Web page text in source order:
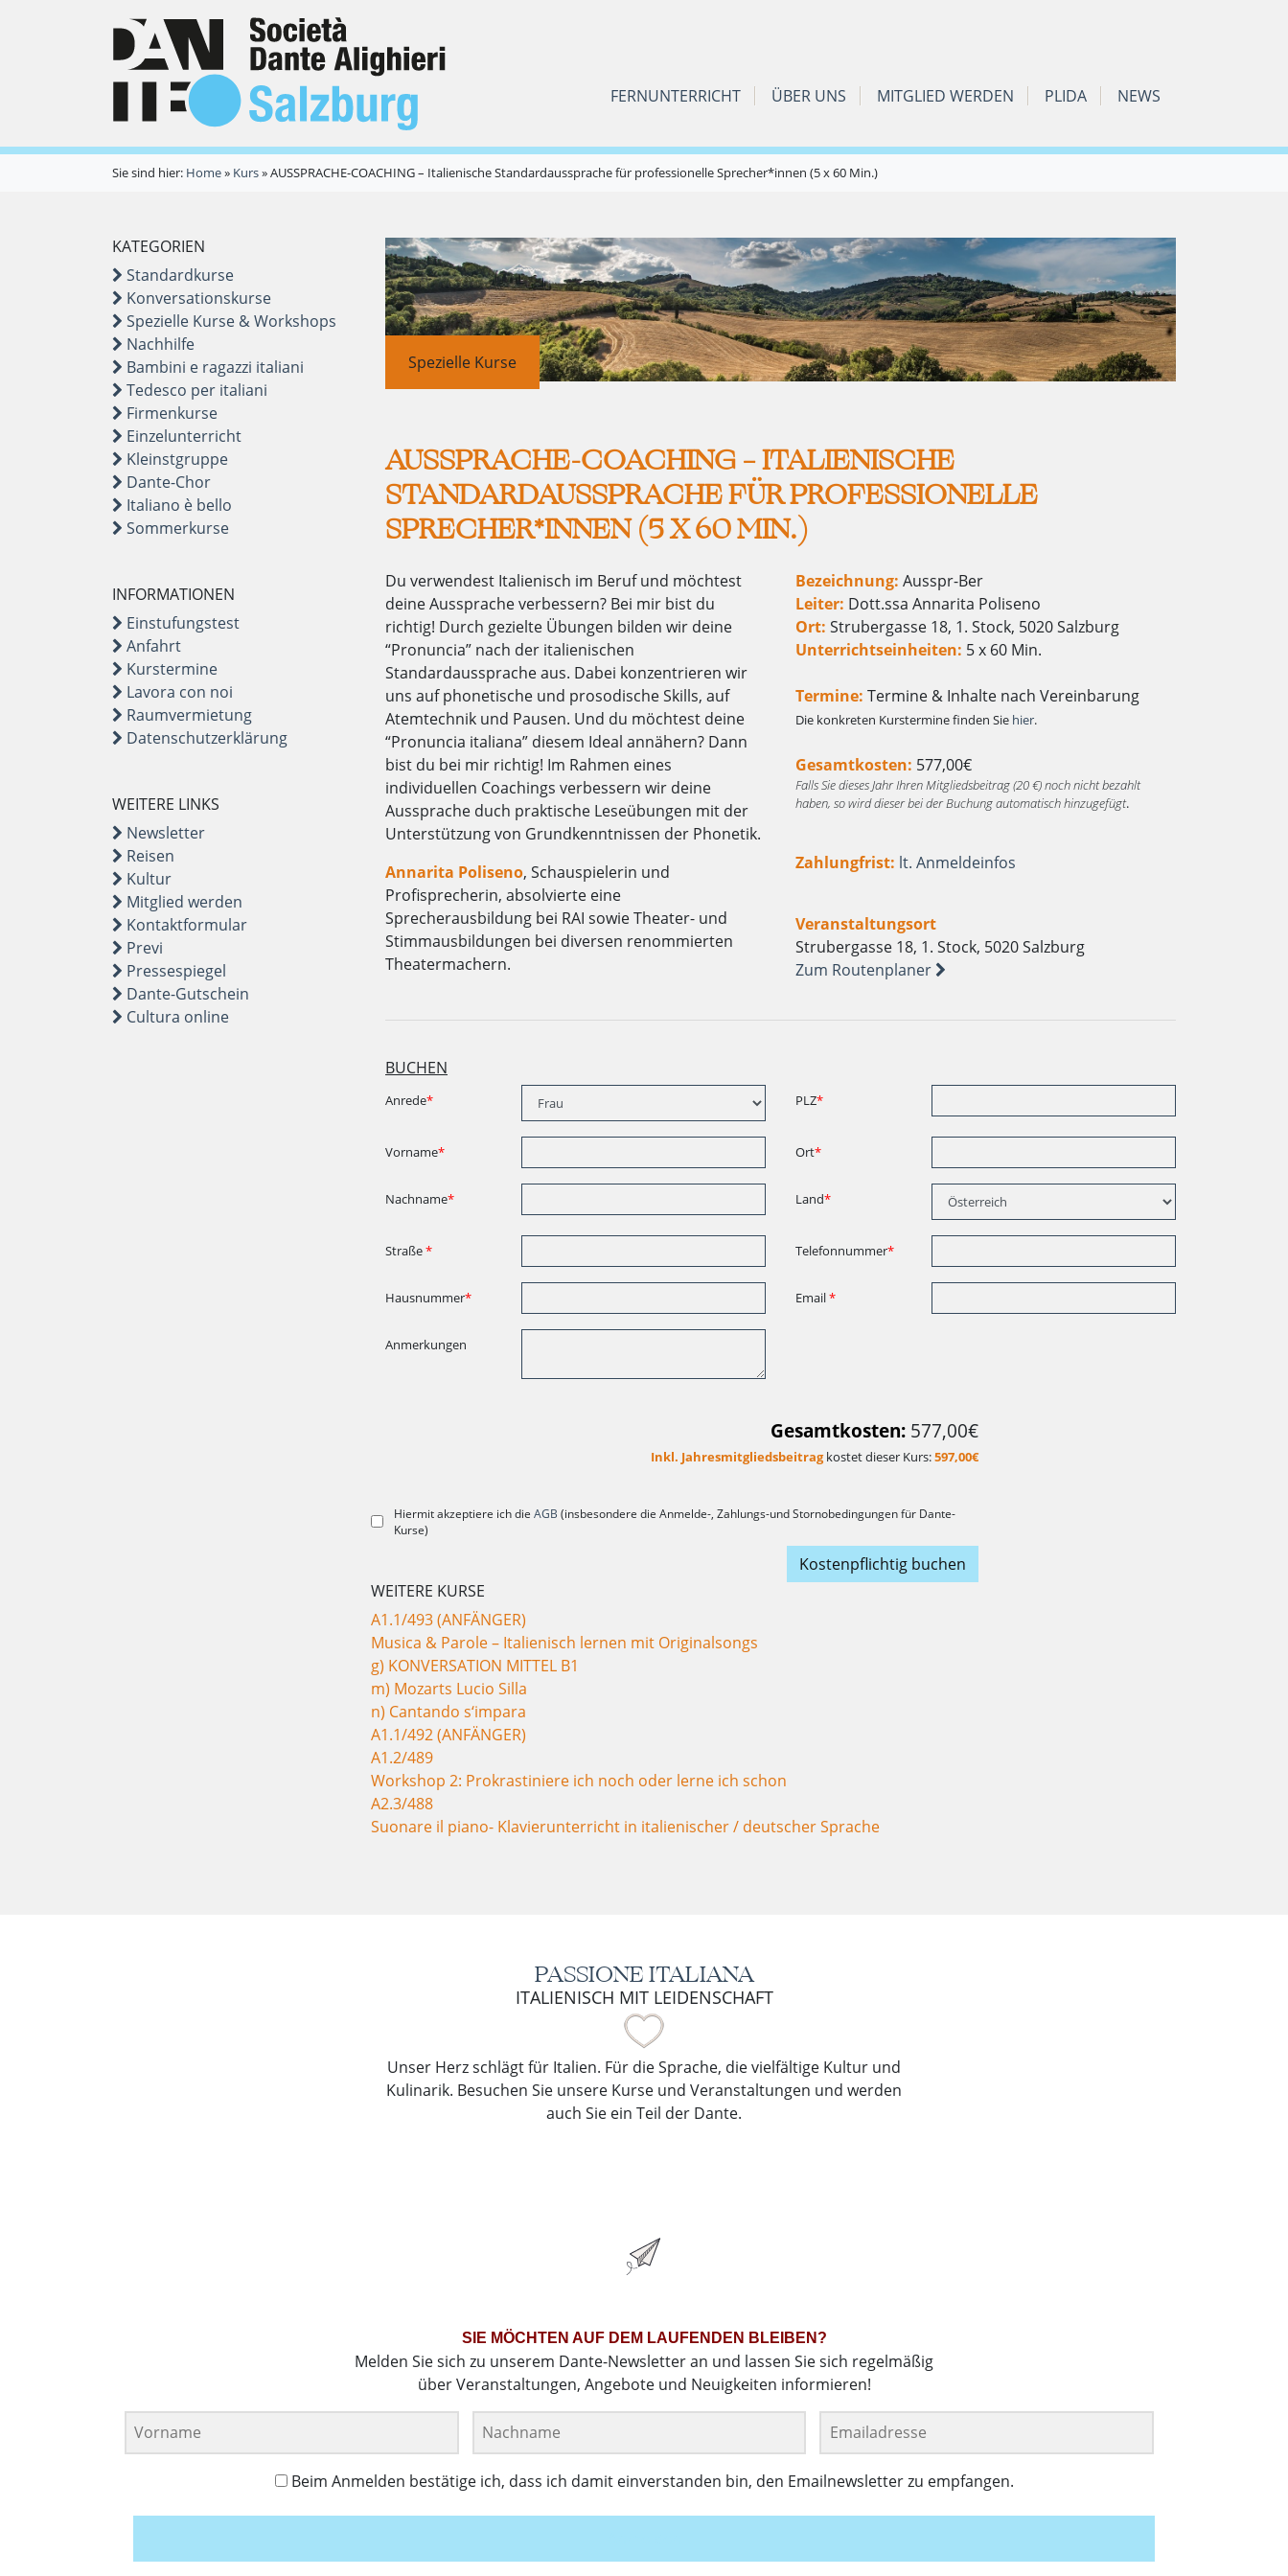
FERNUNTERRICHT ÜBER UNS MITGLIED WERDEN PLIDA NEWS
Sie sind hier: Home» Kurs»AUSSPRACHE-COACHING – Italienische Standardaussprache für professionelle Sprecher*innen (5 x 60 Min.)
KATEGORIEN
Standardkurse
Konversationskurse
Spezielle Kurse & Workshops
Nachhilfe
Bambini e ragazzi italiani
Tedesco per italiani
Firmenkurse
Einzelunterricht
Kleinstgruppe
Dante-Chor
Italiano è bello
Sommerkurse
INFORMATIONEN
Einstufungstest
Anfahrt
Kurstermine
Lavora con noi
Raumvermietung
Datenschutzerklärung
WEITERE LINKS
Newsletter
Reisen
Kultur
Mitglied werden
Kontaktformular
Previ
Pressespiegel
Dante-Gutschein
Cultura online
Spezielle Kurse
AUSSPRACHE-COACHING – ITALIENISCHE
STANDARDAUSSPRACHE FÜR PROFESSIONELLE
SPRECHER*INNEN (5 X 60 MIN.)
Du verwendest Italienisch im Beruf und möchtest
deine Aussprache verbessern? Bei mir bist du
richtig! Durch gezielte Übungen bilden wir deine
“Pronuncia” nach der italienischen
Standardaussprache aus. Dabei konzentrieren wir
uns auf phonetische und prosodische Skills, auf
Atemtechnik und Pausen. Und du möchtest deine
“Pronuncia italiana” diesem Ideal annähern? Dann
bist du bei mir richtig! Im Rahmen eines
individuellen Coachings verbessern wir deine
Aussprache duch praktische Leseübungen mit der
Unterstützung von Grundkenntnissen der Phonetik.
Annarita Poliseno, Schauspielerin und
Profisprecherin, absolvierte eine
Sprecherausbildung bei RAI sowie Theater- und
Stimmausbildungen bei diversen renommierten
Theatermachern.
Bezeichnung: Ausspr-Ber
Leiter: Dott.ssa Annarita Poliseno
Ort: Strubergasse 18, 1. Stock, 5020 Salzburg
Unterrichtseinheiten: 5 x 60 Min.
Termine: Termine & Inhalte nach Vereinbarung
Die konkreten Kurstermine finden Sie hier.
Gesamtkosten: 577,00€
Falls Sie dieses Jahr Ihren Mitgliedsbeitrag (20 €) noch nicht bezahlt
haben, so wird dieser bei der Buchung automatisch hinzugefügt.
Zahlungfrist: lt. Anmeldeinfos
Veranstaltungsort
Strubergasse 18, 1. Stock, 5020 Salzburg
Zum Routenplaner
BUCHEN
Anrede* PLZ*
Vorname* Ort*
Nachname* Land*
Straße* Telefonnummer*
Hausnummer* Email*
Anmerkungen
Gesamtkosten:577,00€
Inkl. Jahresmitgliedsbeitragkostet dieser Kurs:597,00€
Hiermit akzeptiere ich dieAGB (insbesondere die Anmelde-, Zahlungs-und Stornobedingungen für Dante-
Kurse)
Kostenpflichtig buchen
WEITERE KURSE
A1.1/493 (ANFÄNGER)
Musica & Parole – Italienisch lernen mit Originalsongs
g) KONVERSATION MITTEL B1
m) Mozarts Lucio Silla
n) Cantando s‘impara
A1.1/492 (ANFÄNGER)
A1.2/489
Workshop 2: Prokrastiniere ich noch oder lerne ich schon
A2.3/488
Suonare il piano- Klavierunterricht in italienischer / deutscher Sprache
PASSIONE ITALIANA
ITALIENISCH MIT LEIDENSCHAFT
Unser Herz schlägt für Italien. Für die Sprache, die vielfältige Kultur und
Kulinarik. Besuchen Sie unsere Kurse und Veranstaltungen und werden
auch Sie ein Teil der Dante.
SIE MÖCHTEN AUF DEM LAUFENDEN BLEIBEN?
Melden Sie sich zu unserem Dante-Newsletter an und lassen Sie sich regelmäßig
über Veranstaltungen, Angebote und Neuigkeiten informieren!
Beim Anmelden bestätige ich, dass ich damit einverstanden bin, den Emailnewsletter zu empfangen.